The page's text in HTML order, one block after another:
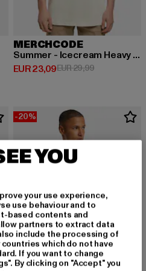
EUR 34,99
MERCHCODE
Summer - Icecream Heavy Oversize
EUR 23,09
Derzeitiger Preis: EUR 23,09
EUR 29,99Aktionspreis:
-20%
YOU
your use experience,
use behaviour and to
based contents and
partners to extract data
include the processing of
which do not have
If you want to change
By clicking on "Accept" you